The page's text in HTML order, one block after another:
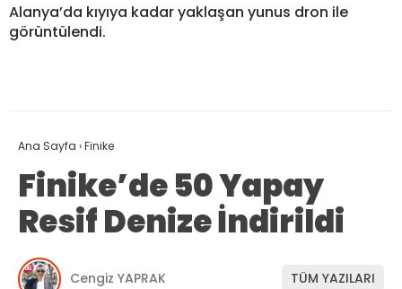
Alanya’da kıyıya kadar yaklaşan yunus dron ile
görüntülendi.
Ana Sayfa ›Finike
Finike’de 50 Yapay
Resif Denize İndirildi
Cengiz YAPRAK TÜM YAZILARI